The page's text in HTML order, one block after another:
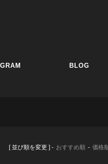
BLOG
[ 並び順を変更 ] - おすすめ順 - 価格